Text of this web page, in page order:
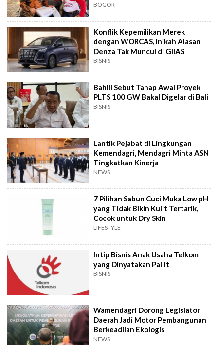
BOGOR
Konflik Kepemilikan Merek
dengan WORCAS, Inikah Alasan
Denza Tak Muncul di GIIAS
BISNIS
Bahlil Sebut Tahap Awal Proyek
PLTS 100 GW Bakal Digelar di Bali
BISNIS
Lantik Pejabat di Lingkungan
Kemendagri, Mendagri Minta ASN
Tingkatkan Kinerja
NEWS
7 Pilihan Sabun Cuci Muka Low pH
yang Tidak Bikin Kulit Tertarik,
Cocok untuk Dry Skin
LIFESTYLE
Intip Bisnis Anak Usaha Telkom
yang Dinyatakan Pailit
BISNIS
Wamendagri Dorong Legislator
Daerah Jadi Motor Pembangunan
Berkeadilan Ekologis
NEWS